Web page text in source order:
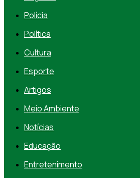
Polícia
Política
Cultura
Esporte
Artigos
Meio Ambiente
Notícias
Educação
Entretenimento